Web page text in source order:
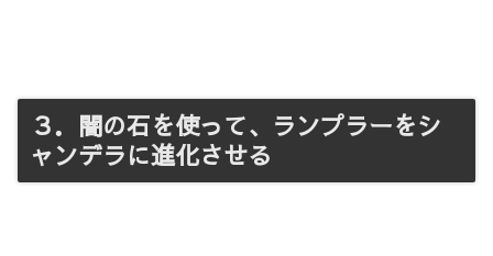
３．闇の石を使って、ランプラーをシ
ャンデラに進化させる